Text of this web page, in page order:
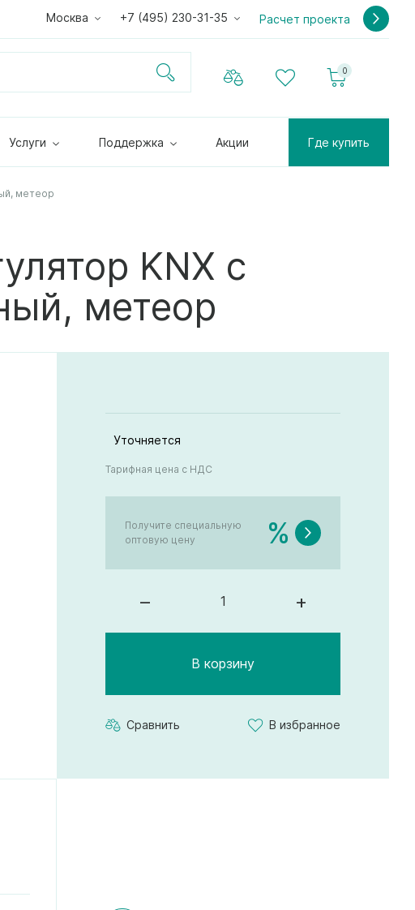
Москва +7 (495) 230-31-35 Расчет проекта
0
Услуги Поддержка Акции Где купить
метеор
KNX с
метеор
Уточняется
Тарифная цена с НДС
Получите специальную
оптовую цену
%
– +
В корзину
Сравнить В избранное